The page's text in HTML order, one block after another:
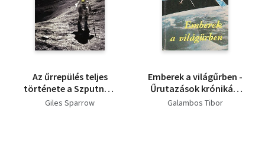
Az űrrepülés teljes
története a Szputnyik
1-től az űrrepülőgép
Giles Sparrow
Emberek a világűrben -
Űrutazások krónikája
(minikönyv)
Galambos Tibor